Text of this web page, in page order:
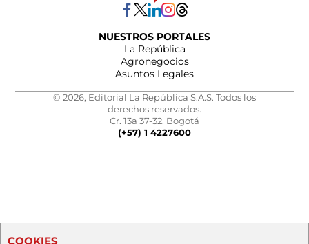
NUESTROS PORTALES
La República
Agronegocios
Asuntos Legales
© 2026, Editorial La República S.A.S. Todos los
derechos reservados.
Cr. 13a 37-32, Bogotá
(+57) 1 4227600
COOKIES